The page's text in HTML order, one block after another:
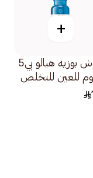
+
لاروش بوزيه هيالو بي5
للعين للتخلص
السوداء